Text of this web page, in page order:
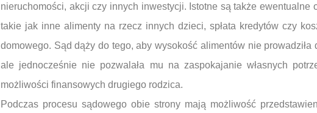
nieruchomości, akcji czy innych inwestycji. Istotne są także ewentualne
takie jak inne alimenty na rzecz innych dzieci, spłata kredytów czy
domowego. Sąd dąży do tego, aby wysokość alimentów nie
ale jednocześnie nie pozwalała mu na zaspokajanie własnych
możliwości finansowych drugiego rodzica.
Podczas procesu sądowego obie strony mają możliwość